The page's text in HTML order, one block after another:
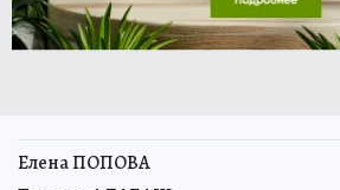
Елена ПОПОВА